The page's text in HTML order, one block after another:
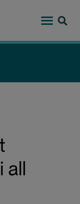
Top
all